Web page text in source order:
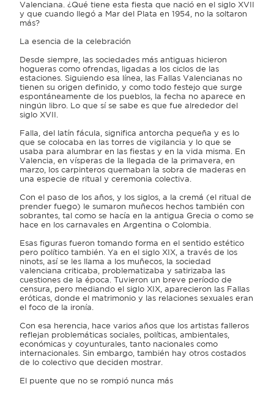
Valenciana. ¿Qué tiene esta fiesta que nació en el siglo XVII
y que cuando llegó a Mar del Plata en 1954, no la soltaron
más?
La esencia de la celebración
Desde siempre, las sociedades más antiguas hicieron
hogueras como ofrendas, ligadas a los ciclos de las
estaciones. Siguiendo esa línea, las Fallas Valencianas no
tienen su origen definido, y como todo festejo que surge
espontáneamente de los pueblos, la fecha no aparece en
ningún libro. Lo que sí se sabe es que fue alrededor del
siglo XVII.
Falla, del latín fácula, significa antorcha pequeña y es lo
que se colocaba en las torres de vigilancia y lo que se
usaba para alumbrar en las fiestas y en la vida misma. En
Valencia, en vísperas de la llegada de la primavera, en
marzo, los carpinteros quemaban la sobra de maderas en
una especie de ritual y ceremonia colectiva.
Con el paso de los años, y los siglos, a la cremá (el ritual de
prender fuego) le sumaron muñecos hechos también con
sobrantes, tal como se hacía en la antigua Grecia o como se
hace en los carnavales en Argentina o Colombia.
Esas figuras fueron tomando forma en el sentido estético
pero político también. Ya en el siglo XIX, a través de los
ninots, así se les llama a los muñecos, la sociedad
valenciana criticaba, problematizaba y satirizaba las
cuestiones de la época. Tuvieron un breve período de
censura, pero mediando el siglo XIX, aparecieron las Fallas
eróticas, donde el matrimonio y las relaciones sexuales eran
el foco de la ironía.
Con esa herencia, hace varios años que los artistas falleros
reflejan problemáticas sociales, políticas, ambientales,
económicas y coyunturales, tanto nacionales como
internacionales. Sin embargo, también hay otros costados
de lo colectivo que deciden mostrar.
El puente que no se rompió nunca más